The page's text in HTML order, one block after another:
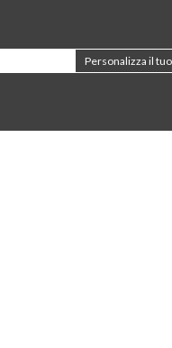
Personalizza il